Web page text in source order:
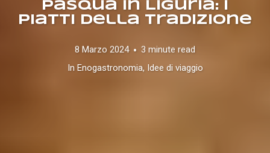
Pasqua in Liguria: i
piatti della tradizione
8 Marzo 2024
3 minute read
In Enogastronomia, Idee di viaggio